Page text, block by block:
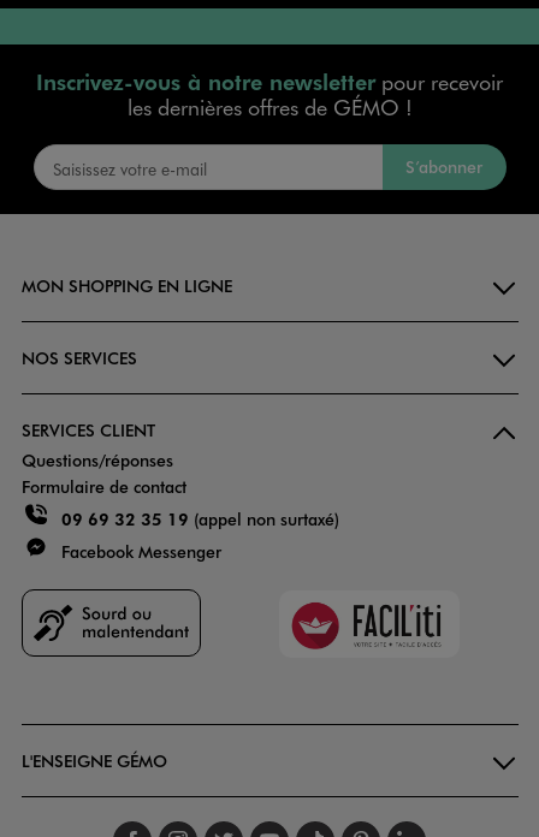
Inscrivez-vous à notre newsletterpour recevoir
les dernières offres de GÉMO !
S’abonner
MON SHOPPING EN LIGNE
NOS SERVICES
SERVICES CLIENT
Questions/réponses
Formulaire de contact
09 69 32 35 19 (appel non surtaxé)
Facebook Messenger
Faciliti
L'ENSEIGNE GÉMO